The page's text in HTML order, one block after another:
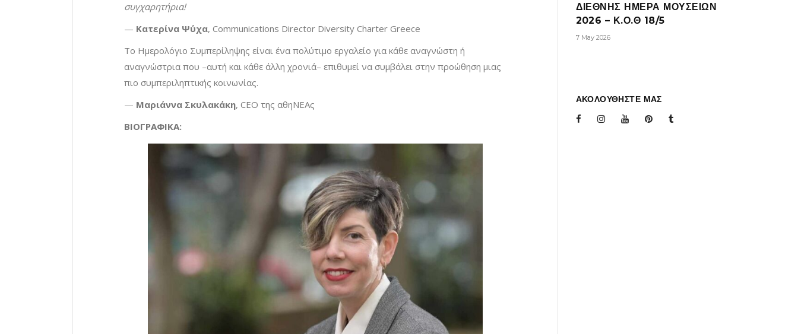
συγχαρητήρια!
— Κατερίνα Ψύχα, Communications Director Diversity Charter Greece
Το Ημερολόγιο Συμπερίληψης είναι ένα πολύτιμο εργαλείο για κάθε αναγνώστη ή
αναγνώστρια που –αυτή και κάθε άλλη χρονιά– επιθυμεί να συμβάλει στην προώθηση μιας
πιο συμπεριληπτικής κοινωνίας.
— Μαριάννα Σκυλακάκη, CEO της αθηΝΕΑς
ΒΙΟΓΡΑΦΙΚΑ:
ΔΙΕΘΝΗΣ ΗΜΕΡΑ ΜΟΥΣΕΙΩΝ
2026 – Κ.Ο.Θ 18/5
7 May 2026
ΑΚΟΛΟΥΘΗΣΤΕ ΜΑΣ